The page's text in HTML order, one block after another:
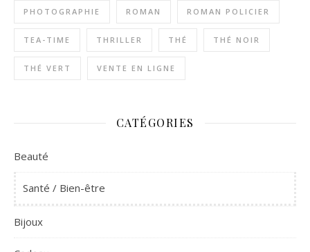
PHOTOGRAPHIE ROMAN ROMAN POLICIER
TEA-TIME THRILLER THÉ THÉ NOIR
THÉ VERT VENTE EN LIGNE
CATÉGORIES
Beauté
Santé / Bien-être
Bijoux